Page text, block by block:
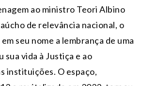
ao ministro Teori Albino
de relevância nacional, o
seu nome a lembrança de uma
vida à Justiça e ao
instituições. O espaço,